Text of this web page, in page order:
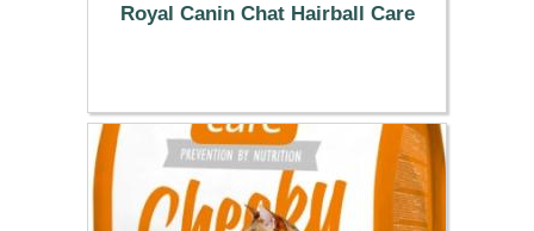
Royal Canin Chat Hairball Care
20.99 €